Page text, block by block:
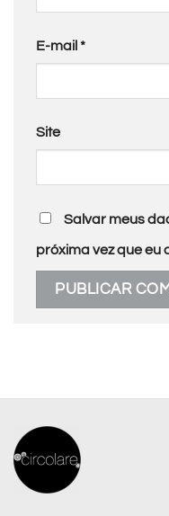
E-mail *
Site
Salvar meus
próxima vez que eu